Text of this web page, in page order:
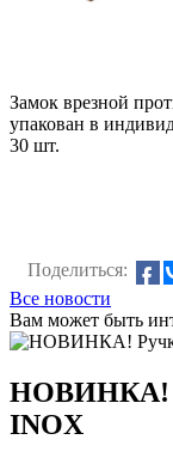
Замок врезной
упакован в
30 шт.
Поделиться:
Все новости
Вам может быть
НОВИНКА!
INOX